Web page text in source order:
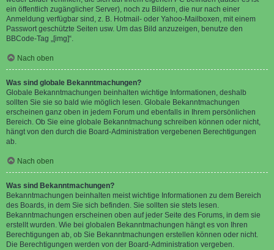
ein öffentlich zugänglicher Server), noch zu Bildern, die nur nach einer
Anmeldung verfügbar sind, z. B. Hotmail- oder Yahoo-Mailboxen, mit einem
Passwort geschützte Seiten usw. Um das Bild anzuzeigen, benutze den
BBCode-Tag „[img]“.
Nach oben
Was sind globale Bekanntmachungen?
Globale Bekanntmachungen beinhalten wichtige Informationen, deshalb
sollten Sie sie so bald wie möglich lesen. Globale Bekanntmachungen
erscheinen ganz oben in jedem Forum und ebenfalls in Ihrem persönlichen
Bereich. Ob Sie eine globale Bekanntmachung schreiben können oder nicht,
hängt von den durch die Board-Administration vergebenen Berechtigungen
ab.
Nach oben
Was sind Bekanntmachungen?
Bekanntmachungen beinhalten meist wichtige Informationen zu dem Bereich
des Boards, in dem Sie sich befinden. Sie sollten sie stets lesen.
Bekanntmachungen erscheinen oben auf jeder Seite des Forums, in dem sie
erstellt wurden. Wie bei globalen Bekanntmachungen hängt es von Ihren
Berechtigungen ab, ob Sie Bekanntmachungen erstellen können oder nicht.
Die Berechtigungen werden von der Board-Administration vergeben.